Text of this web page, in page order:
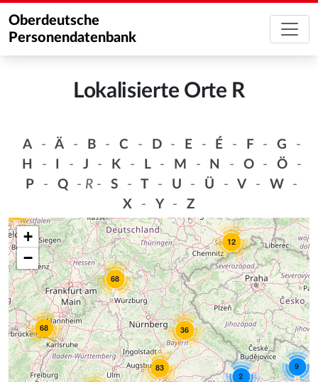
Oberdeutsche
Personendatenbank
Lokalisierte Orte R
A - Ä - B - C - D - E - É - F - G
-
H
- - J - K - L - M - N - O - Ö
-
P
- Q - R - S - T - U - Ü - V - W
-
X
- Y - Z
68
2
12
68
83
36
9
+
−